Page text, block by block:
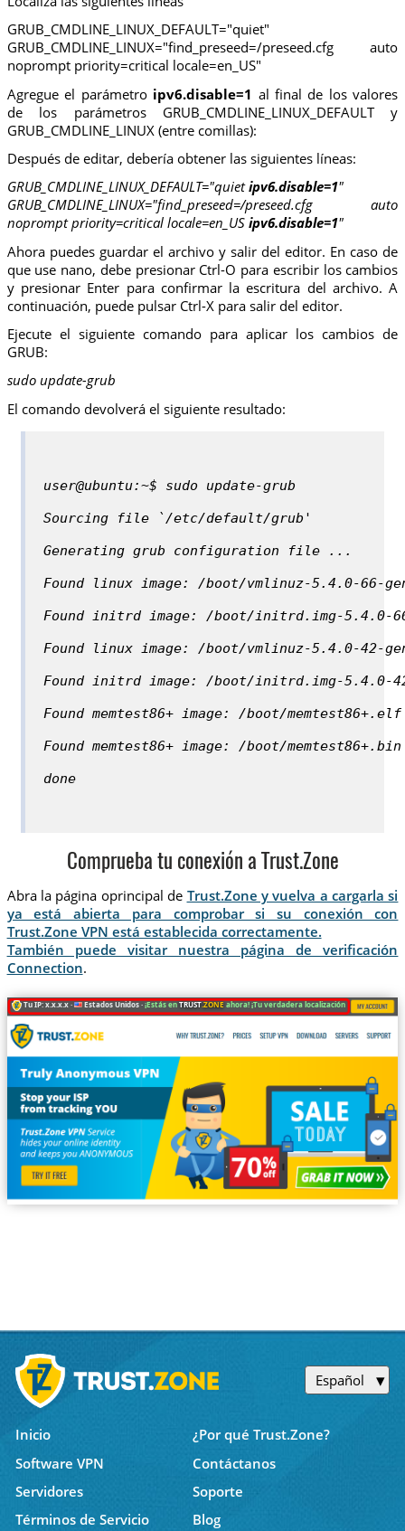
GRUB_CMDLINE_LINUX_DEFAULT="quiet"
GRUB_CMDLINE_LINUX="find_preseed=/preseed.cfg auto
noprompt priority=critical locale=en_US"
Agregue el parámetro ipv6.disable=1 al final de los valores
de los parámetros GRUB_CMDLINE_LINUX_DEFAULT y
GRUB_CMDLINE_LINUX (entre comillas):
Después de editar, debería obtener las siguientes líneas:
GRUB_CMDLINE_LINUX_DEFAULT="quietipv6.disable=1"
GRUB_CMDLINE_LINUX="find_preseed=/preseed.cfg auto
noprompt priority=critical locale=en_US ipv6.disable=1"
Ahora puedes guardar el archivo y salir del editor. En caso de
que use nano, debe presionar Ctrl-O para escribir los cambios
y presionar Enter para confirmar la escritura del archivo. A
continuación, puede pulsar Ctrl-X para salir del editor.
Ejecute el siguiente comando para aplicar los cambios de
GRUB:
sudo update-grub
El comando devolverá el siguiente resultado:
user@ubuntu:~$ sudo update-grub
Sourcing file `/etc/default/grub'
Generating grub configuration file ...
Found linux image: /boot/vmlinuz-5.4.0-66-
Found initrd image: /boot/initrd.img-5.4.0-
Found linux image: /boot/vmlinuz-5.4.0-42-
Found initrd image: /boot/initrd.img-5.4.0-
Found memtest86+ image: /boot/memtest86+.elf
Found memtest86+ image: /boot/memtest86+.bin
done
Comprueba tu conexión a Trust.Zone
Abra la página oprincipal de Trust.Zone y vuelva a cargarla si
ya está abierta para comprobar si su conexión con
Trust.Zone VPN está establecida correctamente.
También puede visitar nuestra página de verificación
Connection.
Tu IP: x.x.x.x · Estados Unidos ·¡Estás enTRUST.ZONEahora! ¡Tu verdadera localización está oculta!
Español
Inicio
¿Por qué Trust.Zone?
Software VPN
Contáctanos
Servidores
Soporte
Términos de Servicio
Blog